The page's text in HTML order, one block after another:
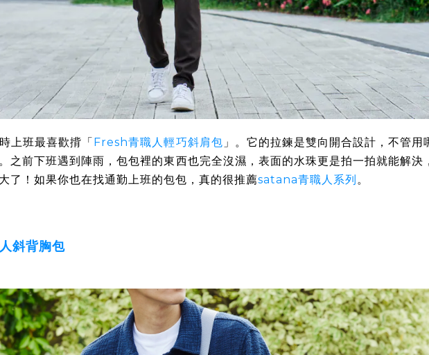
上班最喜歡揹「Fresh青職人輕巧斜肩包 」。它的拉鍊是雙向開合設計，不管用
之前下班遇到陣雨，包包裡的東西也完全沒濕，表面的水珠更是拍一拍就能解決
了！如果你也在找通勤上班的包包，真的很推薦satana青職人系列 。
斜背胸包